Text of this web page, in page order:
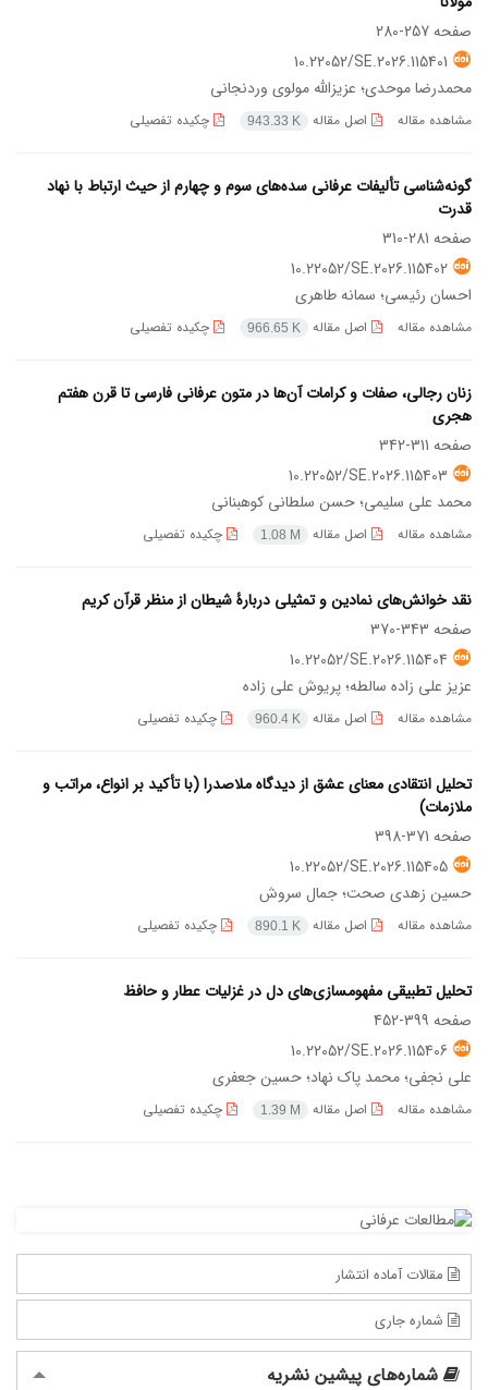
صفحه257-280
10.22052/SE.2026.115401
محمدرضا موحدی؛ عزیزالله مولوی وردنجانی
مشاهده مقاله اصل مقاله 943.33 K چکیده تفصیلی
گونه‌شناسی تألیفات عرفانی سده‌های سوم و چهارم از حیث ارتباط با نهاد
قدرت
صفحه 281-310
10.22052/SE.2026.115402
احسان رئیسی؛ سمانه طاهری
مشاهده مقاله اصل مقاله 966.65 K چکیده تفصیلی
زنان رجالی، صفات و کرامات آن‌ها در متون عرفانی فارسی تا قرن هفتم
هجری
صفحه 311-342
10.22052/SE.2026.115403
محمد علی سلیمی؛ حسن سلطانی کوهبنانی
مشاهده مقاله اصل مقاله 1.08 M چکیده تفصیلی
نقد خوانش‌های نمادین و تمثیلی دربارۀ شیطان از منظر قرآن کریم
صفحه 343-370
10.22052/SE.2026.115404
عزیز علی زاده سالطه؛ پریوش علی زاده
مشاهده مقاله اصل مقاله 960.4 K چکیده تفصیلی
تحلیل انتقادی معنای عشق از دیدگاه ملاصدرا (با تأکید بر انواع، مراتب و
ملازمات)
صفحه 371-398
10.22052/SE.2026.115405
حسین زهدی صحت؛ جمال سروش
مشاهده مقاله اصل مقاله 890.1 K چکیده تفصیلی
تحلیل تطبیقی مفهوم‏سازی‌های دل در غزلیات عطار و حافظ
صفحه 399-452
10.22052/SE.2026.115406
علی نجفی؛ محمد پاک نهاد؛ حسین جعفری
مشاهده مقاله اصل مقاله 1.39 M چکیده تفصیلی
مقالات آماده انتشار
شماره جاری
شماره‌های پیشین نشریه